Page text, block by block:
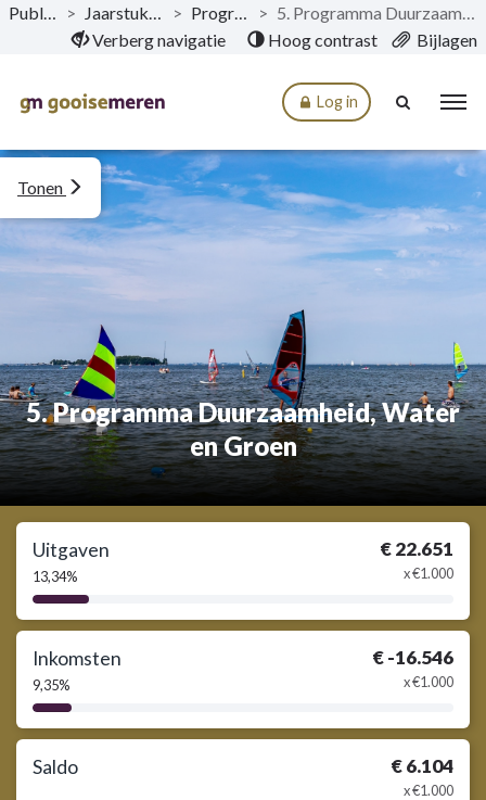
Naar hoofdinhoud
Publicaties > Jaarstukken 2022 > Programma’s >
5. Programma Duurzaamheid, Water en Groen
Verberg navigatie
Hoog contrast Bijlagen
Log in
5. Programma Duurzaamheid, Water
en Groen
Uitgaven
13,34%
€ 22.651
x €1.000
13,34%
Inkomsten
9,35%
€ -16.546
x €1.000
9,35%
Saldo € 6.104
x €1.000
Tonen